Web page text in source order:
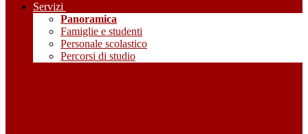
Servizi
Panoramica
Famiglie e studenti
Personale scolastico
Percorsi di studio